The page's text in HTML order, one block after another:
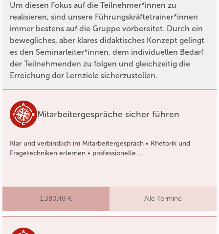
Um diesen Fokus auf die Teilnehmer*innen zu
realisieren, sind unsere Führungskräftetrainer*innen
immer bestens auf die Gruppe vorbereitet. Durch ein
bewegliches, aber klares didaktisches Konzept gelingt
es den Seminarleiter*innen, dem individuellen Bedarf
der Teilnehmenden zu folgen und gleichzeitig die
Erreichung der Lernziele sicherzustellen.
Mitarbeitergespräche sicher führen
Klar und verbindlich im Mitarbeitergespräch • Rhetorik und
Fragetechniken erlernen • professionelle …
1.380,40 € Alle Termine